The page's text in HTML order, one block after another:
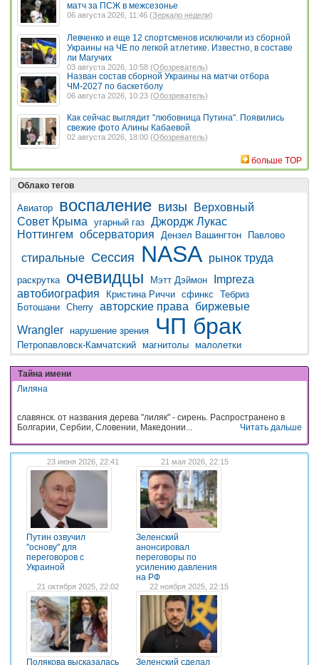
матч за ПСЖ в межсезонье
06 августа 2026, 11:46 (Зеркало недели)
Левченко и еще 12 спортсменов исключили из сборной
Украины на ЧЕ по легкой атлетике. Известно, в составе
ли Магучих
03 августа 2026, 10:58 (Обозреватель)
Назван состав сборной Украины на матчи отбора
ЧМ-2027 по баскетболу
06 августа 2026, 10:23 (Обозреватель)
Как сейчас выглядит "любовница Путина". Появились
свежие фото Алины Кабаевой
02 августа 2026, 18:00 (Обозреватель)
больше TOP
Облако тегов
Авиатор воспаление визы
Верховный
Совет Крыма
угарный газ Джордж Лукас
Ноттингем обсерватория Дензел Вашингтон Павлово
стиральные Сессия NASA рынок труда
раскрутка очевидцы Мэтт Дэймон
Impreza
автобиография
Кристина Риччи сфинкс
Тебриз
Ботошани Cherry авторские права
биржевые
Wrangler нарушение зрения ЧП брак
Петропавловск-Камчатский магнитолы малолетки
Тайна имени
Лиляна
славянск. от названия дерева "лиляк" - сирень. Распространено в
Болгарии, Сербии, Словении, Македонии...
Читать дальше
23 июня 2026, 22:41
Путин озвучил
"основу" для
переговоров с
Украиной
21 мая 2026, 22:15
Зеленский
анонсировал
переговоры по
усилению давления
на РФ
21 октября 2025, 22:02
Полякова высказалась
22 ноября 2025, 22:15
Зеленский сделал